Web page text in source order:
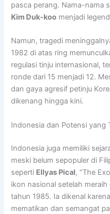
pasca perang. Nama-nama
Kim Duk-koo menjadi
Namun, tragedi
1982 di atas ring
regulasi tinju internasional,
ronde dari 15 menjadi 12.
dan gaya agresif petinju
dikenang hingga kini.
Indonesia dan Potensi yang
Indonesia juga memiliki
meski belum sepopuler di
seperti Ellyas Pical, “The
ikon nasional setelah meraih
tahun 1985. Ia dikenal
mematikan dan semangat